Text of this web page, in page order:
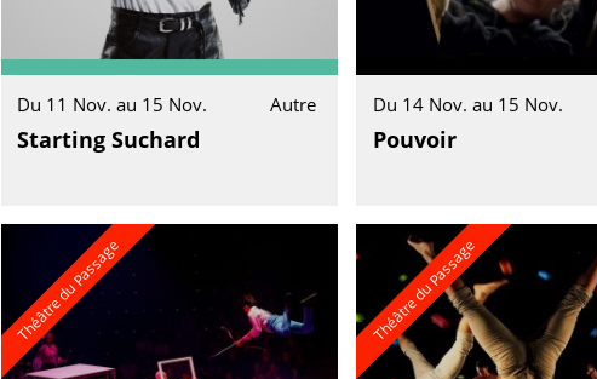
Du 11 Nov. au 15 Nov. Autre
Starting Suchard
Du 14 Nov. au 15 Nov.
Pouvoir
Théâtre du Passage Théâtre du Passage